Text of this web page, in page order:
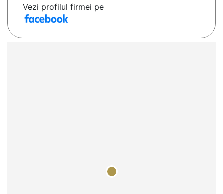
Vezi profilul firmei pe